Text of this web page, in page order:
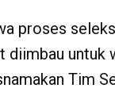
proses
diimbau
Tim